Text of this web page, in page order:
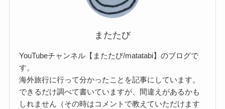
またたび
YouTubeチャンネル【またたび/matatabi】のブログで
す。
海外旅行に行って分かったことを記事にしています。
できるだけ調べて書いていますが、間違えがあるかも
しれません（その時はコメントで教えていただけます